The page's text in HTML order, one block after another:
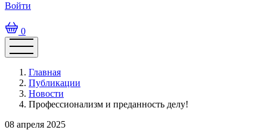
Войти
0
Главная
Публикации
Новости
Профессионализм и преданность делу!
08 апреля 2025